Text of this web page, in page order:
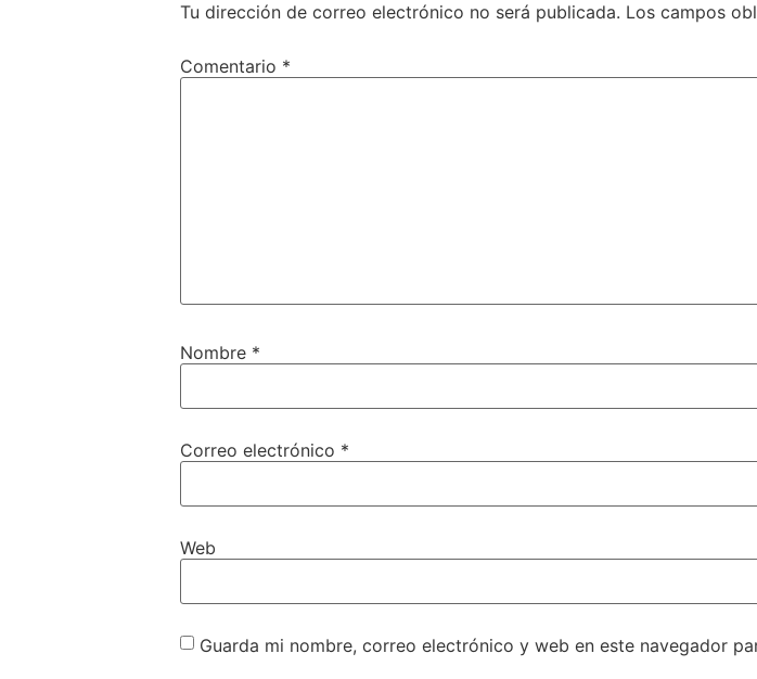
Tu dirección de correo electrónico no será publicada. Los campos
Comentario *
Nombre *
Correo electrónico *
Web
Guarda mi nombre, correo electrónico y web en este navegador